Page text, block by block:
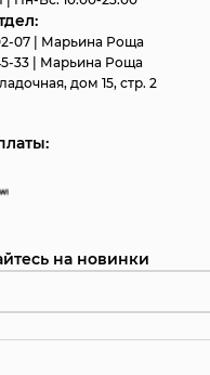
07
| Марьина Роща
33
| Марьина Роща
дом 15, стр. 2
на новинки